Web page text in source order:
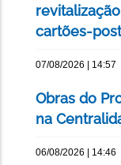
cartões-
07/08/2026 | 14:57
Obras do
na
06/08/2026 | 14:46